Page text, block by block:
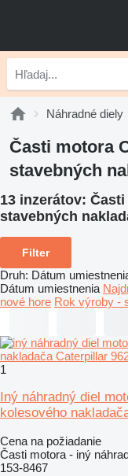
Náhradné diely
Časti motora
stavebných
13 inzerátov: Časti
stavebných
Filter
Druh: Dátum
Dátum umiestnenia
nové hore Rok výroby -
1
Iný náhradný diel
kolesového
Cena na požiadanie
Časti motora - iný
153-8467